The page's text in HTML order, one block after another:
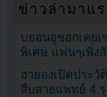
ข่าวล่ามาแร
บยอนอูซอกเคยเ
พิเศษ แฟนๆเพิ่ง
ฮายองเปิดประวั
สืบสายแพทย์ 4